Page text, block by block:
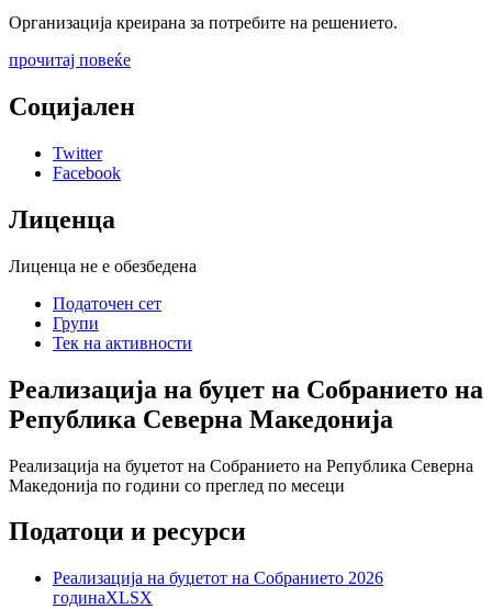
Организација креирана за потребите на решението.
прочитај повеќе
Социјален
Twitter
Facebook
Лиценца
Лиценца не е обезбедена
Податочен сет
Групи
Тек на активности
Реализација на буџет на Собранието на
Република Северна Македонија
Реализација на буџетот на Собранието на Република Северна
Македонија по години со преглед по месеци
Податоци и ресурси
Реализација на буџетот на Собранието 2026
годинаXLSX